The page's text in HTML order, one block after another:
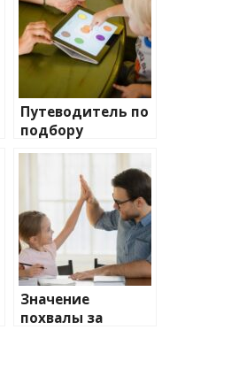
Путеводитель по
подбору
идеальных
развивающих
программ для
детей
Значение
похвалы за